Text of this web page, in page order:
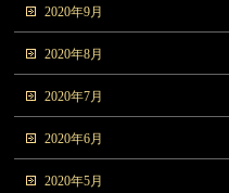
2020年9月
2020年8月
2020年7月
2020年6月
2020年5月